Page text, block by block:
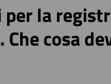
la
cosa